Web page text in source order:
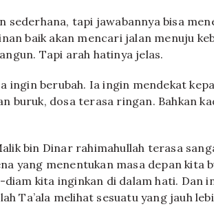
sederhana, tapi jawabannya bisa
baik akan mencari jalan menuju
Tapi arah hatinya jelas.
ingin berubah. Ia ingin mendekat
buruk, dosa terasa ringan. Bahkan
bin Dinar rahimahullah terasa
yang menentukan masa depan kita
kita inginkan di dalam hati. Dan
Ta’ala melihat sesuatu yang jauh